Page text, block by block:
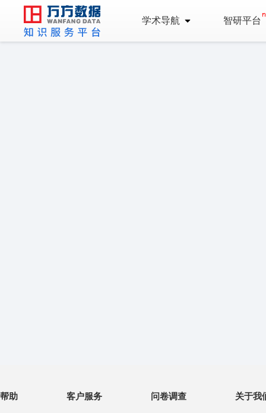
学术导航 智研平台
帮助 客户服务 问卷调查 关于我